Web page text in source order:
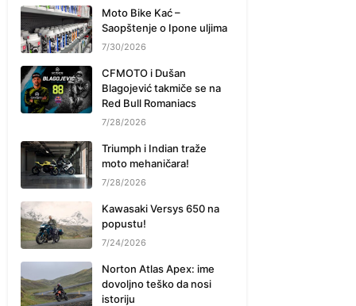
Moto Bike Kać –
Saopštenje o Ipone uljima
7/30/2026
CFMOTO i Dušan
Blagojević takmiče se na
Red Bull Romaniacs
7/28/2026
Triumph i Indian traže
moto mehaničara!
7/28/2026
Kawasaki Versys 650 na
popustu!
7/24/2026
Norton Atlas Apex: ime
dovoljno teško da nosi
istoriju